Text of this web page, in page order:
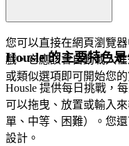
您可以直接在網頁瀏覽
戲，它應該會自動載入
或類似選項即可開始您的
Housle 的主要特色
Housle 提供每日挑戰，
可以拖曳、放置或輸入
單、中等、困難）。您
設計。